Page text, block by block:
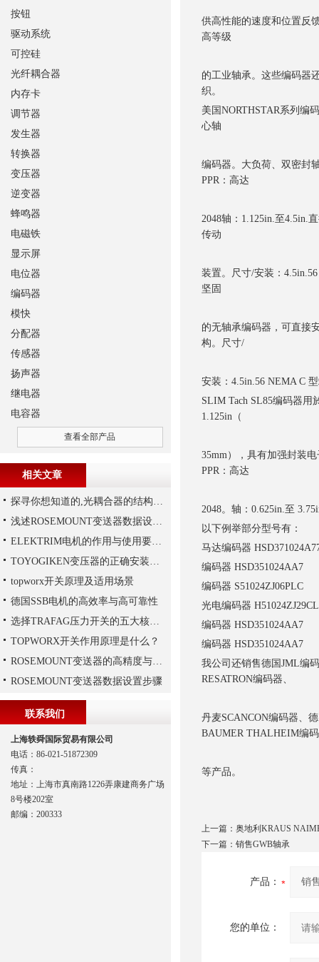
供高性能的速度和位置反
高等级
的工业轴承。这些编码器
织。
美国NORTHSTAR系列编
心轴
编码器。大负荷、双密封
PPR：高达
2048轴：1.125in.至4.5in.
传动
装置。尺寸/安装：
坚固
的无轴承编码器，可直接
构。尺寸/
安装：4.5in.56 NEMA C
SLIM Tach SL85编码器
1.125in（
35mm），具有加强封装
PPR：高达
2048。轴：0.625in.至
以下例举部分型号有：
马达编码器
编码器 HSD351024AA7
编码器 S51024ZJ06PLC
光电编码器 H51024ZJ29CL
编码器 HSD351024AA7
编码器 HSD351024AA7
我公司还销售德国JML编
RESATRON编码器、
丹麦SCANCON编码器、
BAUMER THALHEIM编
等产品。
上一篇： 奥地利KRAUS
下一篇： 销售GWB轴承
产品：
您的单位：
按钮
驱动系统
可控硅
光纤耦合器
内存卡
调节器
发生器
转换器
变压器
逆变器
蜂鸣器
电磁铁
显示屏
电位器
编码器
模快
分配器
传感器
扬声器
继电器
电容器
查看全部产品
相关文章
探寻你想知道的,光耦合器的结构组成
浅述ROSEMOUNT变送器数据设置步骤
ELEKTRIM电机的作用与使用要求讲解
TOYOGIKEN变压器的正确安装方式
topworx开关原理及适用场景
德国SSB电机的高效率与高可靠性
选择TRAFAG压力开关的五大核心理由
TOPWORX开关作用原理是什么？
ROSEMOUNT变送器的高精度与高可靠性设计揭秘
ROSEMOUNT变送器数据设置步骤
联系我们
上海轶舜国际贸易有限公司
电话：86-021-51872309
传真：
地址：上海市真南路1226弄康建商务广场
8号楼202室
邮编：200333